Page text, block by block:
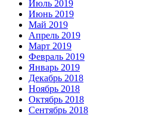
Июль 2019
Июнь 2019
Май 2019
Апрель 2019
Март 2019
Февраль 2019
Январь 2019
Декабрь 2018
Ноябрь 2018
Октябрь 2018
Сентябрь 2018